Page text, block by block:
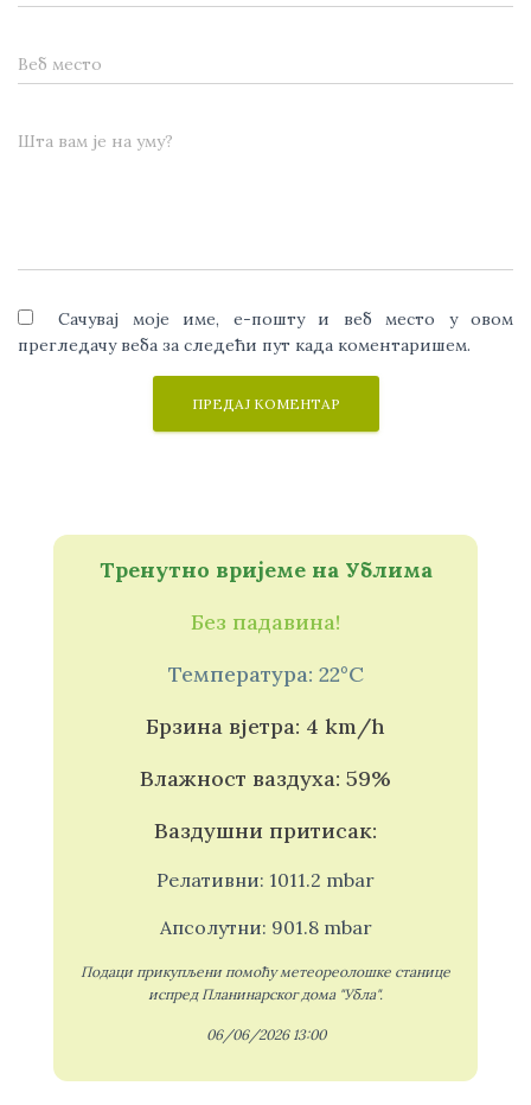
Веб место
Шта вам је на уму?
Сачувај моје име, е-пошту и веб место у овом
прегледачу веба за следећи пут када коментаришем.
Тренутно вријеме на Ублима
Без падавина!
Температура: 22°C
Брзина вјетра: 4 km/h
Влажност ваздуха: 59%
Ваздушни притисак:
Релативни: 1011.2 mbar
Апсолутни: 901.8 mbar
Подаци прикупљени помоћу метеореолошке станице
испред Планинарског дома "Убла".
06/06/2026 13:00